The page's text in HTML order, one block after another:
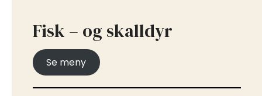
Fisk – og skalldyr
Se meny